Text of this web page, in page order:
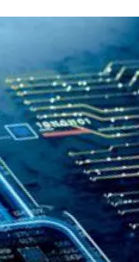
Çocuk Psikolojisi